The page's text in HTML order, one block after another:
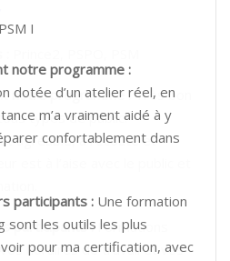
notre programme :Très bon
types de public.
agréable, à l’écoute et
est à l’aise avec le public et
participants : Formations
horaires de travail et vos